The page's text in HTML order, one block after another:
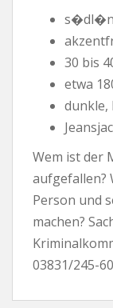
30 bis
etwa
dunkle,
Wem ist der
aufgefallen?
Person und
machen?
03831/245-